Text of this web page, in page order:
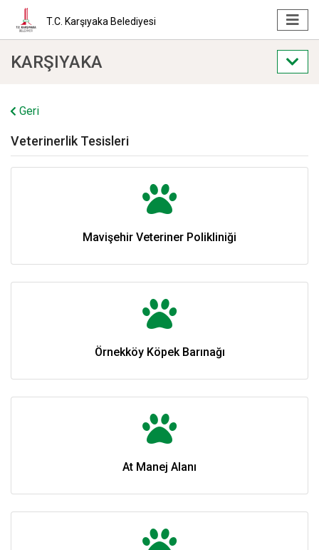
T.C. Karşıyaka Belediyesi
KARŞIYAKA
Geri
Veterinerlik Tesisleri
Mavişehir Veteriner Polikliniği
Örnekköy Köpek Barınağı
At Manej Alanı